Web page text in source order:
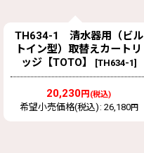
TH634-1 清水器用（ビル
トイン型）取替えカートリ
ッジ【TOTO】
[TH634-1]
20,230円 (税込)
希望小売価格(税込) : 26,180円